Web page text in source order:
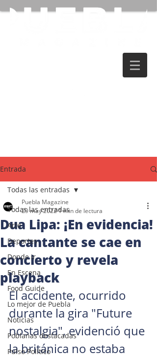
Entrada
Todas las entradas
Arte
Deportes
Donde ir
En Escena
Food Guide
Lo mejor de Puebla
Noticias
Poblanas destacadas
Pulso Político
Todas las entradas
Dua Lipa: ¡En evidencia!
La cantante se cae en
concierto y revela
playback
Puebla Magazine
29 may 20221 min de lectura
El accidente, ocurrido
durante la gira "Future
nostalgia", evidenció que
la británica no estaba